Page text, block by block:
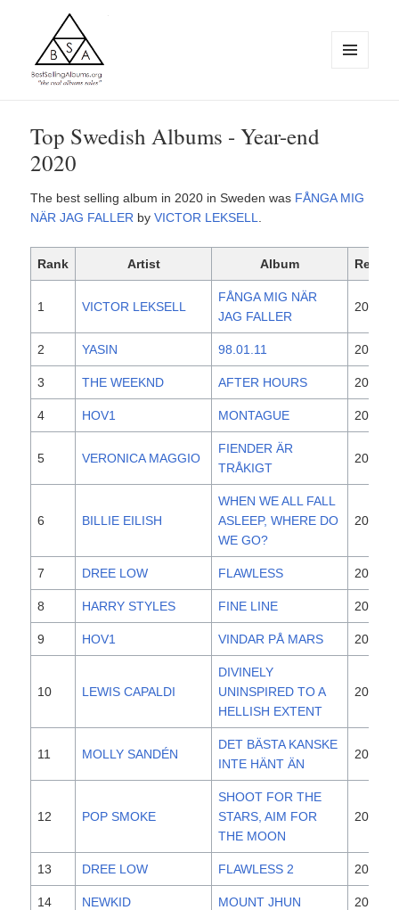
Top Swedish Albums - Year-end
2020
The best selling album in 2020 in Sweden was FÅNGA MIG
NÄR JAG FALLER byVICTOR LEKSELL
Rank Artist Album
1 VICTOR LEKSELL
FÅNGA MIG NÄR
JAG FALLER
2020
2 YASIN 98.01.11 2020
3 THE WEEKND AFTER HOURS 2020
4 HOV1 MONTAGUE 2020
5 VERONICA MAGGIO
FIENDER ÄR
TRÅKIGT
2019
6 BILLIE EILISH
WHEN WE ALL FALL
ASLEEP, WHERE DO
WE GO?
2019
7 DREE LOW FLAWLESS 2019
8 HARRY STYLES FINE LINE 2019
9 HOV1 VINDAR PÅ MARS 2019
10 LEWIS CAPALDI
DIVINELY
UNINSPIRED TO A
HELLISH EXTENT
2019
11 MOLLY SANDÉN
DET BÄSTA KANSKE
INTE HÄNT ÄN
2019
12 POP SMOKE
SHOOT FOR THE
STARS, AIM FOR
THE MOON
2020
13 DREE LOW FLAWLESS 2 2020
14 NEWKID MOUNT JHUN 2020